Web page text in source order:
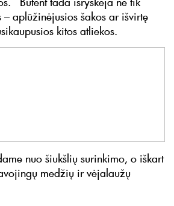
aplūžinėjusios šakos ar išvirtę
kitos atliekos.
nuo šiukšlių surinkimo, o iškart
medžių ir vėjalaužų